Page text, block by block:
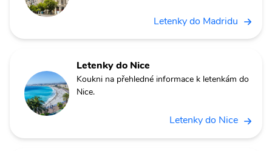
Letenky do Madridu
Letenky do Nice
Koukni na přehledné informace k letenkám do
Nice.
Letenky do Nice